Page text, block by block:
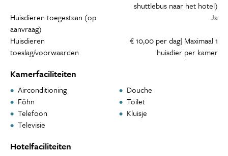
shuttlebus naar het hotel)
Huisdieren toegestaan (op
aanvraag)
Ja
Huisdieren
toeslag/voorwaarden
€ 10,00 per dag| Maximaal 1
huisdier per kamer
Kamerfaciliteiten
Airconditioning
Douche
Föhn
Toilet
Telefoon
Kluisje
Televisie
Hotelfaciliteiten